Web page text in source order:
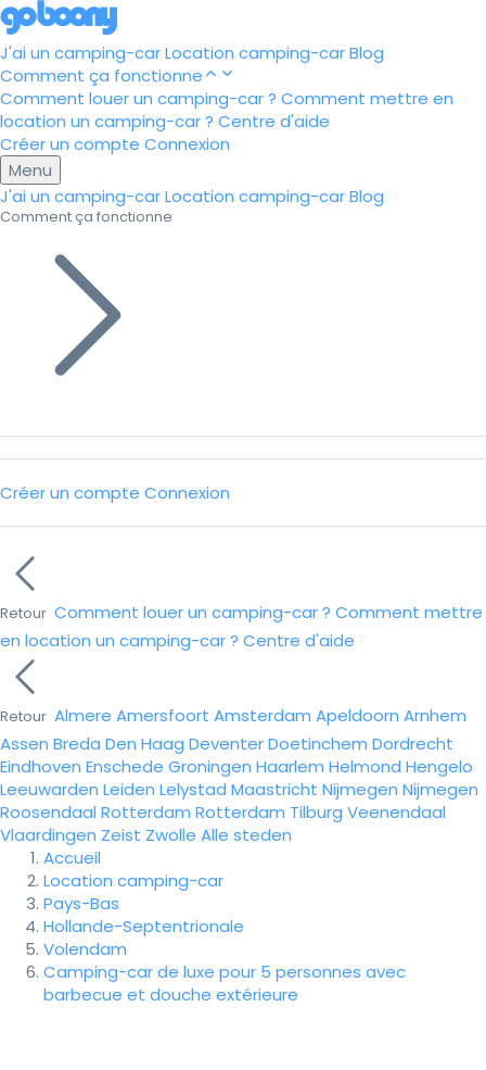
J'ai un camping-carLocation camping-carBlog
Comment ça fonctionne
Comment louer un camping-car ? Comment mettre en
location un camping-car ? Centre d'aide
Créer un compte Connexion
Menu
J'ai un camping-carLocation camping-carBlog
Comment ça fonctionne
Créer un compte Connexion
Retour Comment louer un camping-car ? Comment mettre
en location un camping-car ? Centre d'aide
Retour Almere Amersfoort Amsterdam Apeldoorn Arnhem
Assen Breda Den Haag DeventerDoetinchem Dordrecht
Eindhoven Enschede Groningen Haarlem Helmond Hengelo
Leeuwarden Leiden Lelystad Maastricht Nijmegen Nijmegen
Roosendaal Rotterdam Rotterdam Tilburg Veenendaal
Vlaardingen Zeist Zwolle Alle steden
Accueil
Location camping-car
Pays-Bas
Hollande-Septentrionale
Volendam
Camping-car de luxe pour 5 personnes avec
barbecue et douche extérieure